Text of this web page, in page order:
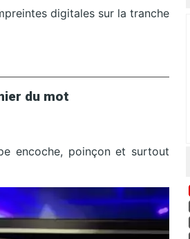
digitales sur la tranche
du mot
encoche, poinçon et surtout